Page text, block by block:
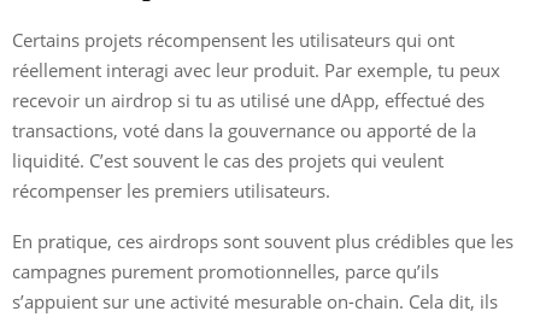
Certains projets récompensent les utilisateurs qui ont
réellement interagi avec leur produit. Par exemple, tu peux
recevoir un airdrop si tu as utilisé une dApp, effectué des
transactions, voté dans la gouvernance ou apporté de la
liquidité. C’est souvent le cas des projets qui veulent
récompenser les premiers utilisateurs.
En pratique, ces airdrops sont souvent plus crédibles que les
campagnes purement promotionnelles, parce qu’ils
s’appuient sur une activité mesurable on-chain. Cela dit, ils